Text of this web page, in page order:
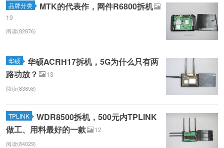
品牌分类 MTK的代表作，网件R6800拆机
19
阅读(82876)
华硕
华硕ACRH17拆机，5G为什么只有两
路功放？
13
阅读(83858)
TPLINK
WDR8500拆机，500元内TPLINK
做工、用料最好的一款
12
阅读(84029)